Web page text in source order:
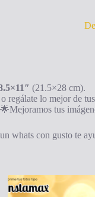
(21.5×28 cm).
regálate lo mejor de
tus
whats con gusto te